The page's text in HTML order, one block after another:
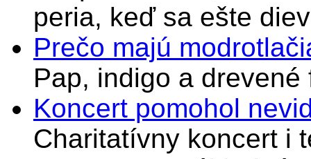
peria, keď sa ešte
Prečo majú
Pap, indigo a drevené
Koncert pomohol
Charitatívny koncert i